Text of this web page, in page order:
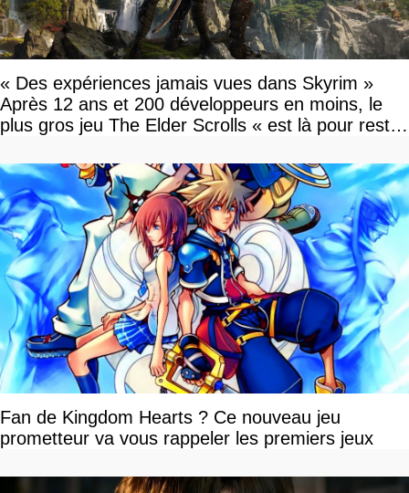
« Des expériences jamais vues dans Skyrim »
Après 12 ans et 200 développeurs en moins, le
plus gros jeu The Elder Scrolls « est là pour rester
Fan de Kingdom Hearts ? Ce nouveau jeu
prometteur va vous rappeler les premiers jeux